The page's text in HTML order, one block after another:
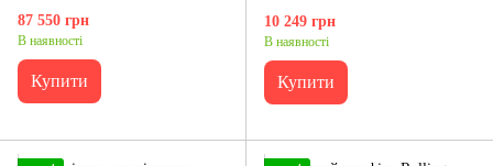
87 550 грн
В наявності
Купити
10 249 грн
В наявності
Купити